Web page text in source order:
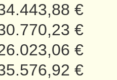
€
€
€
€